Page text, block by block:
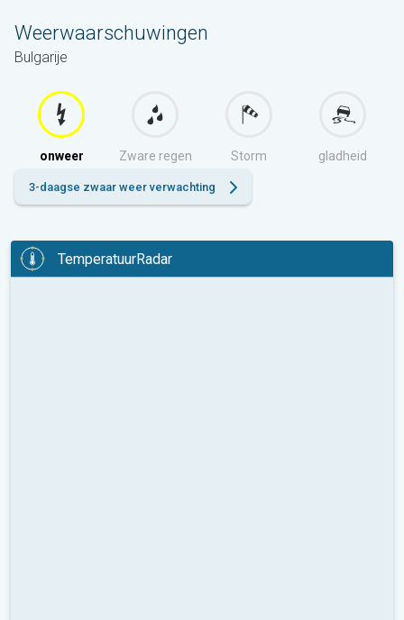
Weerwaarschuwingen
Bulgarije
onweer Zware regen Storm gladheid
3-daagse zwaar weer verwachting
TemperatuurRadar